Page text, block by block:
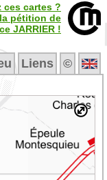
ces cartes ?
pétition de
JARRIER !
Liens ©